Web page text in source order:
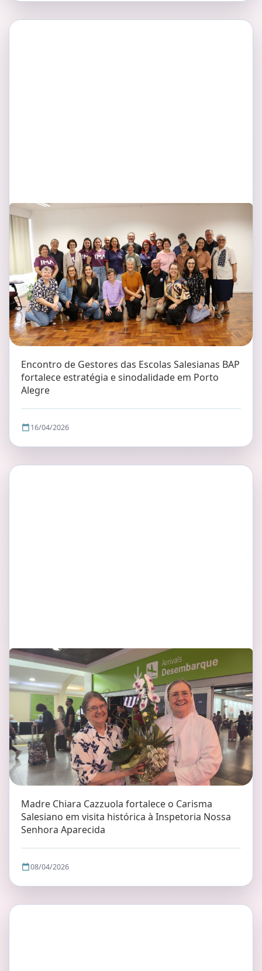
Encontro de Gestores das Escolas Salesianas BAP
fortalece estratégia e sinodalidade em Porto
Alegre
16/04/2026
Madre Chiara Cazzuola fortalece o Carisma
Salesiano em visita histórica à Inspetoria Nossa
Senhora Aparecida
08/04/2026